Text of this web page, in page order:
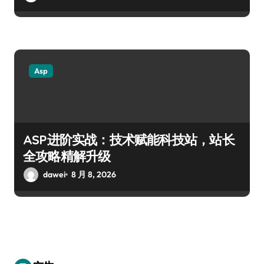
Asp
ASP进阶实战：技术赋能科技站，站长
全攻略精解升级
dawei 8 月 8, 2026